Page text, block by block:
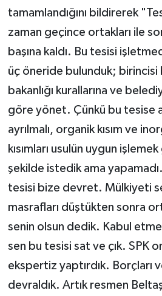
tamamlandığını bildirerek
zaman geçince ortakları ile
başına kaldı. Bu tesisi
üç öneride bulunduk; birincisi
bakanlığı kurallarına ve
göre yönet. Çünkü bu tesise
ayrılmalı, organik kısım ve
kısımları usulün uygun
şekilde istedik ama
tesisi bize devret. Mülkiyeti
masrafları düştükten sonra
senin olsun dedik. Kabul
sen bu tesisi sat ve çık. SPK
ekspertiz yaptırdık. Borçları
devraldık. Artık resmen